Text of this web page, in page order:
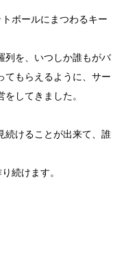
ボールにまつわるキー
列を、いつしか誰もがバ
てもらえるように、サー
してきました。
続けることが出来て、誰
続けます。